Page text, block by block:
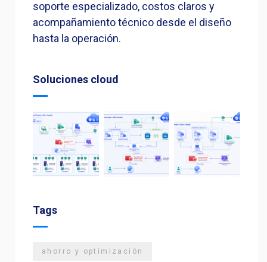
soporte especializado, costos claros y
acompañamiento técnico desde el diseño
hasta la operación.
Soluciones cloud
Tags
ahorro y optimización